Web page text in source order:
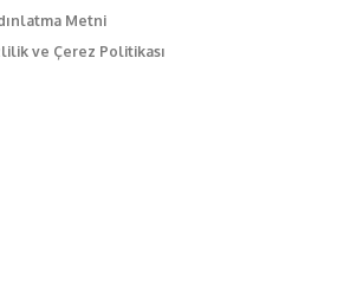
Metni
ve Çerez Politikası
Şakir Paşa Sok. No3/A Kadıköy İstanbul